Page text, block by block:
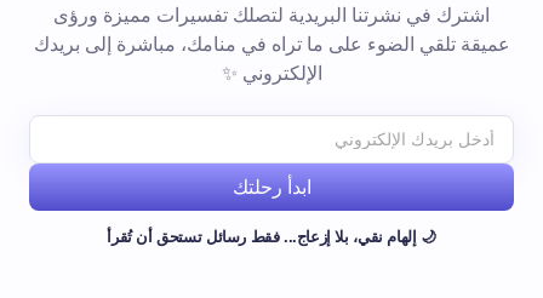
اشترك في نشرتنا البريدية لتصلك تفسيرات مميزة ورؤى
عميقة تلقي الضوء على ما تراه في منامك، مباشرة إلى بريدك
الإلكتروني ✨
ابدأ رحلتك
🌙 إلهام نقي، بلا إزعاج... فقط رسائل تستحق أن تُقرأ